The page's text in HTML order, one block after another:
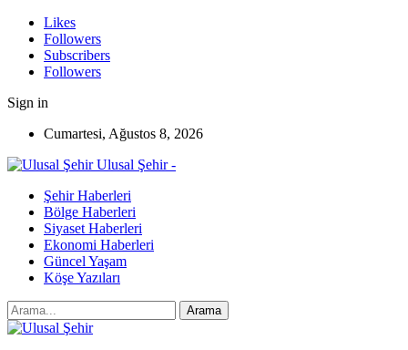
Likes
Followers
Subscribers
Followers
Sign in
Cumartesi, Ağustos 8, 2026
Ulusal Şehir -
Şehir Haberleri
Bölge Haberleri
Siyaset Haberleri
Ekonomi Haberleri
Güncel Yaşam
Köşe Yazıları